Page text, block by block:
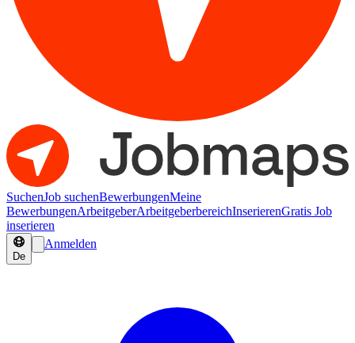
SuchenJob suchenBewerbungenMeine
BewerbungenArbeitgeberArbeitgeberbereichInserierenGratis Job
inserieren
De
Anmelden